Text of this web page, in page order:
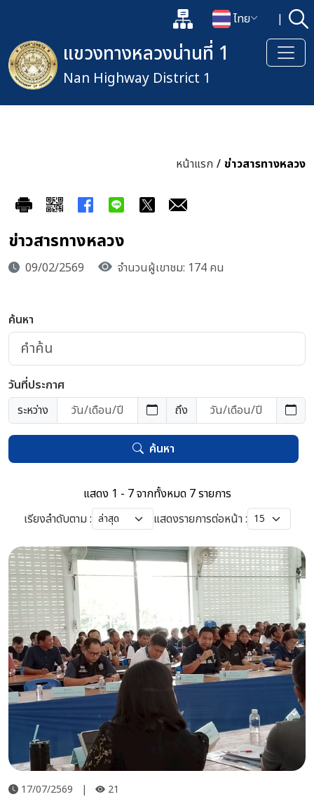
แผนผังเว็บไซต์
เปลี่ยนภาษา
ไทย | ค้
เปิดกล่องค้นหาข้อมูลหลักของเ
แขวงทางหลวงน่านที่ 1
Nan Highway District 1
หน้าแรก / ข่าวสารทางหลวง
ข่าวสารทางหลวง
09/02/2569 จำนวนผู้เขาชม: 174 คน
ค้นหา
วันที่ประกาศ
ระหว่าง
ถึง
ค้นหา
แสดง 1 - 7 จากทั้งหมด 7 รายการ
เรียงลำดับตาม :
แสดงรายการต่อหน้า :
17/07/2569 | 21